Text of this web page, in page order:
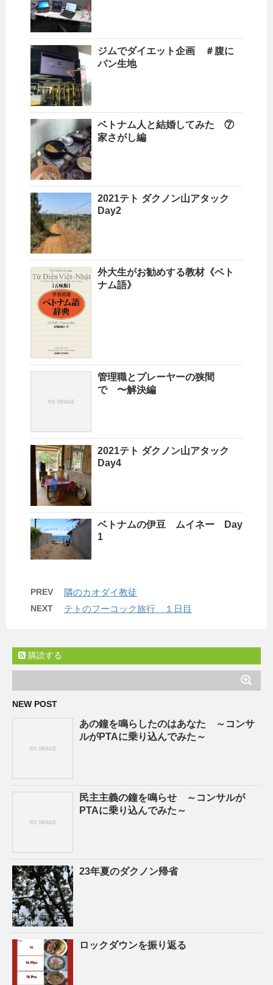
ジムでダイエット企画 ＃腹に
パン生地
ベトナム人と結婚してみた ⑦
家さがし編
2021テト ダクノン山アタック
Day2
外大生がお勧めする教材《ベト
ナム語》
管理職とプレーヤーの狭間
で 〜解決編
2021テト ダクノン山アタック
Day4
ベトナムの伊豆 ムイネー Day
1
PREV 隣のカオダイ教徒
NEXT テトのフーコック旅行 １日目
購読する
NEW POST
あの鐘を鳴らしたのはあなた ～コンサ
ルがPTAに乗り込んでみた～
民主主義の鐘を鳴らせ ～コンサルが
PTAに乗り込んでみた～
23年夏のダクノン帰省
ロックダウンを振り返る